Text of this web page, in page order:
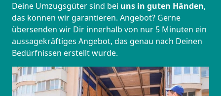
Deine Umzugsgüter sind bei uns in guten Händen,
das können wir garantieren. Angebot? Gerne
übersenden wir Dir innerhalb von nur 5 Minuten ein
aussagekräftiges Angebot, das genau nach Deinen
Bedürfnissen erstellt wurde.